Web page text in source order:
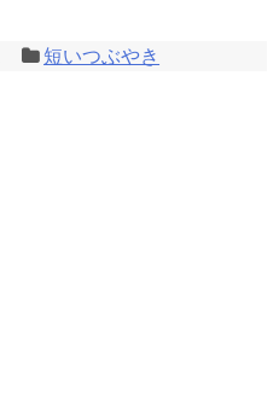
短いつぶやき